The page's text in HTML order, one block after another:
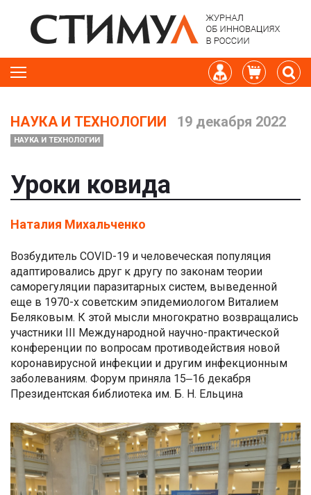
НАУКА И ТЕХНОЛОГИИ 19 декабря 2022
НАУКА И ТЕХНОЛОГИИ
Уроки ковида
Наталия Михальченко
Возбудитель COVID-19 и человеческая популяция
адаптировались друг к другу по законам теории
саморегуляции паразитарных систем, выведенной
еще в 1970-х советским эпидемиологом Виталием
Беляковым. К этой мысли многократно возвращались
участники III Международной научно-практической
конференции по вопросам противодействия новой
коронавирусной инфекции и другим инфекционным
заболеваниям. Форум приняла 15‒16 декабря
Президентская библиотека им. Б. Н. Ельцина